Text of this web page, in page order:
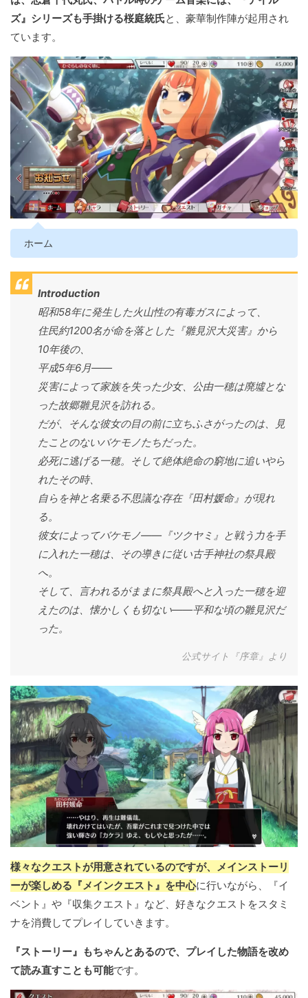
ズ』シリーズも手掛ける桜庭統氏と、豪華制作陣が起用され
ています。
ホーム
Introduction
昭和58年に発生した火山性の有毒ガスによって、
住民約1200名が命を落とした『雛見沢大災害』から
10年後の、
平成5年6月――
災害によって家族を失った少女、公由一穂は廃墟とな
った故郷雛見沢を訪れる。
だが、そんな彼女の目の前に立ちふさがったのは、見
たことのないバケモノたちだった。
必死に逃げる一穂。そして絶体絶命の窮地に追いやら
れたその時、
自らを神と名乗る不思議な存在『田村媛命』が現れ
る。
彼女によってバケモノ――『ツクヤミ』と戦う力を手
に入れた一穂は、その導きに従い古手神社の祭具殿
へ。
そして、言われるがままに祭具殿へと入った一穂を迎
えたのは、懐かしくも切ない――平和な頃の雛見沢だ
った。
公式サイト『序章』より
様々なクエストが用意されているのですが、メインストーリ
ーが楽しめる『メインクエスト』を中心に行いながら、『イ
ベント』や『収集クエスト』など、好きなクエストをスタミ
ナを消費してプレイしていきます。
『ストーリー』もちゃんとあるので、プレイした物語を改め
て読み直すことも可能です。